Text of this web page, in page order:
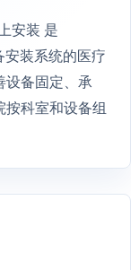
安装 是
装系统的医疗
设备固定、承
科室和设备组